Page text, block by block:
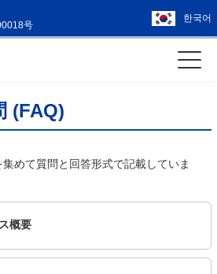
号
한국어
(FAQ)
めて質問と回答形式で記載していま
概要